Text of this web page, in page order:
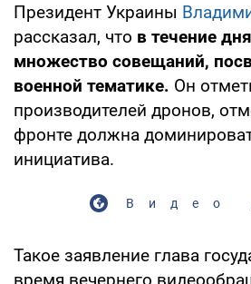
Президент Украины
рассказал, что в течение
множество совещаний,
военной тематике. Он
производителей дронов,
фронте должна
инициатива.
Видео
Такое заявление глава
время вечернего